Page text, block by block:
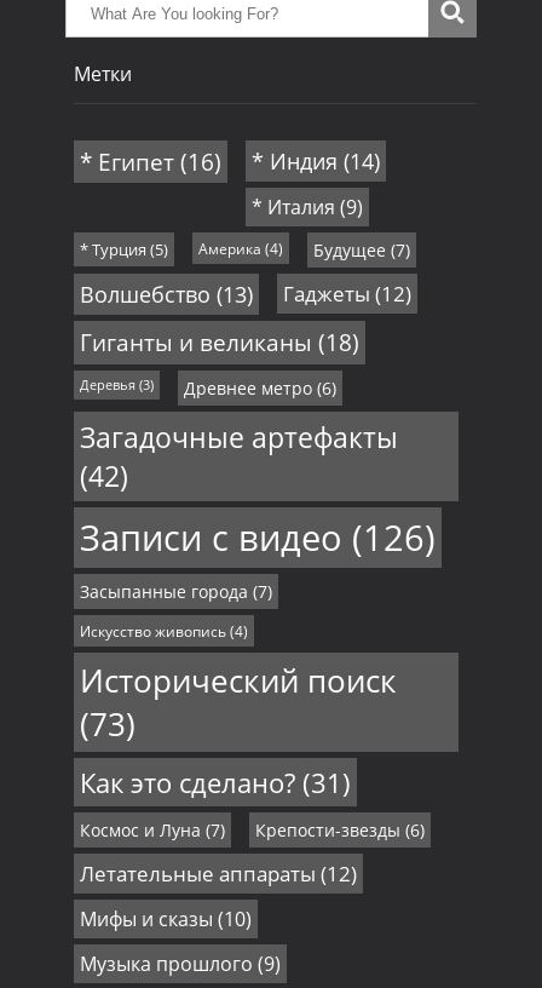
Метки
* Египет(16) * Индия (14)
* Италия (9)
* Турция (5) Америка (4) Будущее (7)
Волшебство (13) Гаджеты (12)
Гиганты и великаны (18)
Деревья(3) Древнее метро(6)
Загадочные артефакты
(42)
Записи с видео (126)
Засыпанные города (7)
Искусство живопись(4)
Исторический поиск
(73)
Как это сделано?(31)
Космос и Луна (7) Крепости-звезды (6)
Летательные аппараты (12)
Мифы и сказы (10)
Музыка прошлого (9)